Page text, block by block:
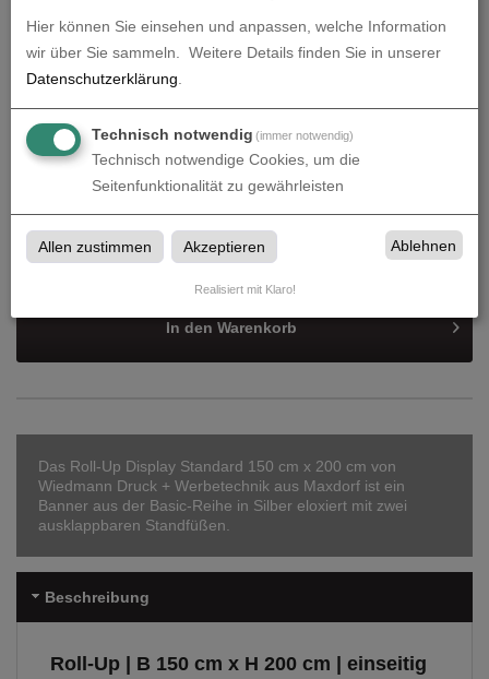
Gesamtbetrag (brutto)
Datenupload
Datei auswählen
In den Warenkorb
Das Roll-Up Display Standard 150 cm x 200 cm von
Wiedmann Druck + Werbetechnik aus Maxdorf ist ein
Banner aus der Basic-Reihe in Silber eloxiert mit zwei
ausklappbaren Standfüßen.
Beschreibung
Roll-Up | B 150 cm x H 200 cm | einseitig
Hier können Sie einsehen und anpassen, welche Information
wir über Sie sammeln.
Weitere Details finden Sie in unserer
Datenschutzerklärung
Technisch notwendig (immer notwendig)
Technisch notwendige Cookies, um die
Seitenfunktionalität zu gewährleisten
Allen zustimmen Akzeptieren Ablehnen
Realisiert mit Klaro!